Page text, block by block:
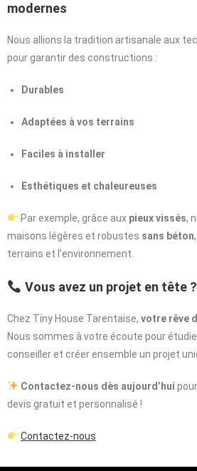
modernes
Nous allions la tradition artisanale aux
pour garantir des constructions :
Durables
Adaptées à vos terrains
Faciles à installer
Esthétiques et chaleureuses
Par exemple, grâce aux pieux vissés,
maisons légères et robustes sans béton
terrains et l’environnement.
Vous avez un projet en tête
Chez Tiny House Tarentaise, votre rêve
Nous sommes à votre écoute pour
conseiller et créer ensemble un projet
Contactez-nous dès aujourd’hui
devis gratuit et personnalisé !
Contactez-nous